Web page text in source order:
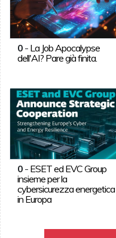
0- La Job Apocalypse
dell'AI? Pare già finita.
0- ESET ed EVC Group
insieme per la
cybersicurezza energetica
in Europa